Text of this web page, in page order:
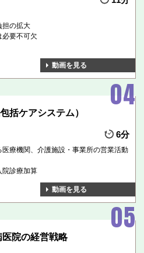
担の拡大
要不可欠
動画を見る
括ケアシステム）
6分
療機関、介護施設・事業所の営業活動
院診療加算
動画を見る
院の経営戦略